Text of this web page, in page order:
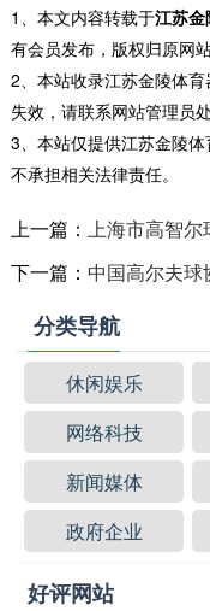
1、本文内容转载于江苏金
有会员发布，版权归原网站
2、本站收录江苏金陵体
失效，请联系网站管理员处
3、本站仅提供江苏金陵
不承担相关法律责任。
上一篇： 上海市高智尔
下一篇： 中国高尔夫球
分类导航
休闲娱乐
网络科技
新闻媒体
政府企业
好评网站